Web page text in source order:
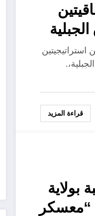
قراءة المزيد
بولاية
“معسكر
مجلس
بولاية صور
يناقش